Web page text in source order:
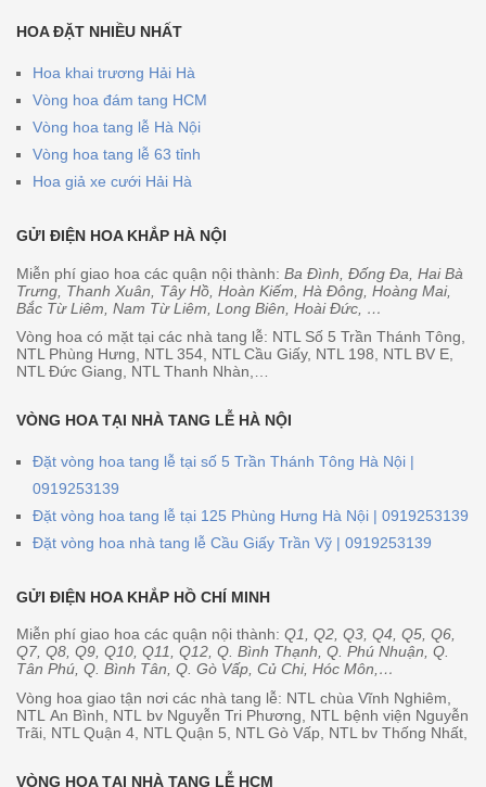
HOA ĐẶT NHIỀU NHẤT
Hoa khai trương Hải Hà
Vòng hoa đám tang HCM
Vòng hoa tang lễ Hà Nội
Vòng hoa tang lễ 63 tỉnh
Hoa giả xe cưới Hải Hà
GỬI ĐIỆN HOA KHẮP HÀ NỘI
Miễn phí giao hoa các quận nội thành: Ba Đình, Đống Đa, Hai Bà
Trưng, Thanh Xuân, Tây Hồ, Hoàn Kiếm, Hà Đông, Hoàng Mai,
Bắc Từ Liêm, Nam Từ Liêm, Long Biên, Hoài Đức, …
Vòng hoa có mặt tại các nhà tang lễ: NTL Số 5 Trần Thánh Tông,
NTL Phùng Hưng, NTL 354, NTL Cầu Giấy, NTL 198, NTL BV E,
NTL Đức Giang, NTL Thanh Nhàn,…
VÒNG HOA TẠI NHÀ TANG LỄ HÀ NỘI
Đặt vòng hoa tang lễ tại số 5 Trần Thánh Tông Hà Nội |
0919253139
Đặt vòng hoa tang lễ tại 125 Phùng Hưng Hà Nội | 0919253139
Đặt vòng hoa nhà tang lễ Cầu Giấy Trần Vỹ | 0919253139
GỬI ĐIỆN HOA KHẮP HỒ CHÍ MINH
Miễn phí giao hoa các quận nội thành: Q1, Q2, Q3, Q4, Q5, Q6,
Q7, Q8, Q9, Q10, Q11, Q12, Q. Bình Thạnh, Q. Phú Nhuận, Q.
Tân Phú, Q. Bình Tân, Q. Gò Vấp, Củ Chi, Hóc Môn,…
Vòng hoa giao tận nơi các nhà tang lễ: NTL chùa Vĩnh Nghiêm,
NTL An Bình, NTL bv Nguyễn Tri Phương, NTL bệnh viện Nguyễn
Trãi, NTL Quận 4, NTL Quận 5, NTL Gò Vấp, NTL bv Thống Nhất,
VÒNG HOA TẠI NHÀ TANG LỄ HCM